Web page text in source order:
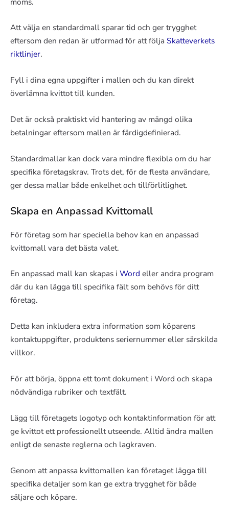
Att välja en standardmall sparar tid och ger trygghet
eftersom den redan är utformad för att följa Skatteverkets
riktlinjer.
Fyll i dina egna uppgifter i mallen och du kan direkt
överlämna kvittot till kunden.
Det är också praktiskt vid hantering av mängd olika
betalningar eftersom mallen är färdigdefinierad.
Standardmallar kan dock vara mindre flexibla om du har
specifika företagskrav. Trots det, för de flesta användare,
ger dessa mallar både enkelhet och tillförlitlighet.
Skapa en Anpassad Kvittomall
För företag som har speciella behov kan en anpassad
kvittomall vara det bästa valet.
En anpassad mall kan skapas i Word eller andra program
där du kan lägga till specifika fält som behövs för ditt
företag.
Detta kan inkludera extra information som köparens
kontaktuppgifter, produktens seriernummer eller särskilda
villkor.
För att börja, öppna ett tomt dokument i Word och skapa
nödvändiga rubriker och textfält.
Lägg till företagets logotyp och kontaktinformation för att
ge kvittot ett professionellt utseende. Alltid ändra mallen
enligt de senaste reglerna och lagkraven.
Genom att anpassa kvittomallen kan företaget lägga till
specifika detaljer som kan ge extra trygghet för både
säljare och köpare.